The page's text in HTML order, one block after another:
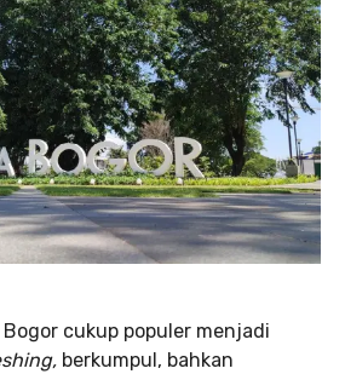
cukup populer menjadi
berkumpul, bahkan